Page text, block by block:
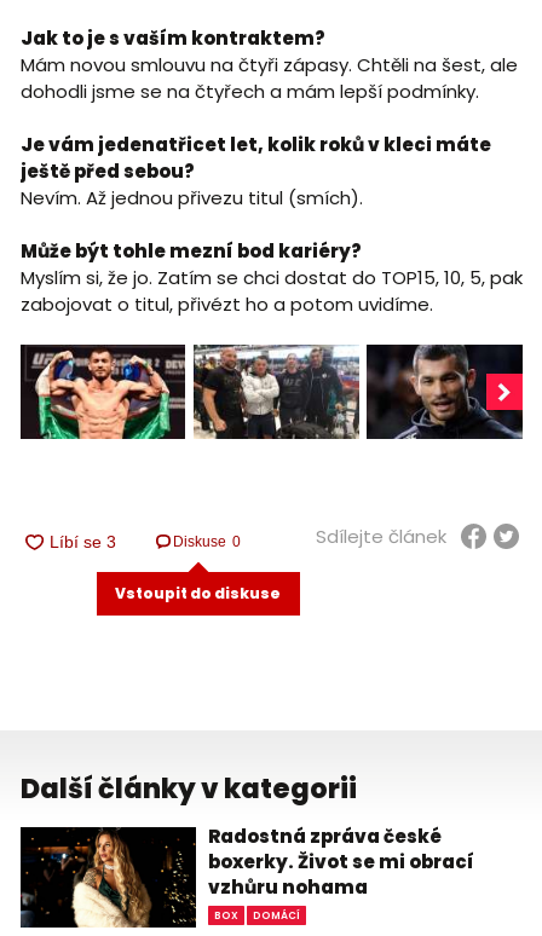
Jak to je s vaším kontraktem?
Mám novou smlouvu na čtyři zápasy. Chtěli na šest, ale
dohodli jsme se na čtyřech a mám lepší podmínky.
Je vám jedenatřicet let, kolik roků v kleci máte
ještě před sebou?
Nevím. Až jednou přivezu titul (smích).
Může být tohle mezní bod kariéry?
Myslím si, že jo. Zatím se chci dostat do TOP15, 10, 5, pak
zabojovat o titul, přivézt ho a potom uvidíme.
Diskuse 0
Vstoupit do diskuse
Sdílejte článek
Další články v kategorii
Radostná zpráva české
boxerky. Život se mi obrací
vzhůru nohama
BOX DOMÁCÍ